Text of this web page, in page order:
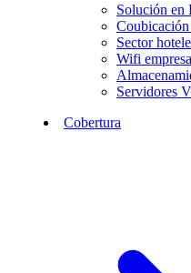
Solución en
Sector
Wifi
Servidores
Cobertura